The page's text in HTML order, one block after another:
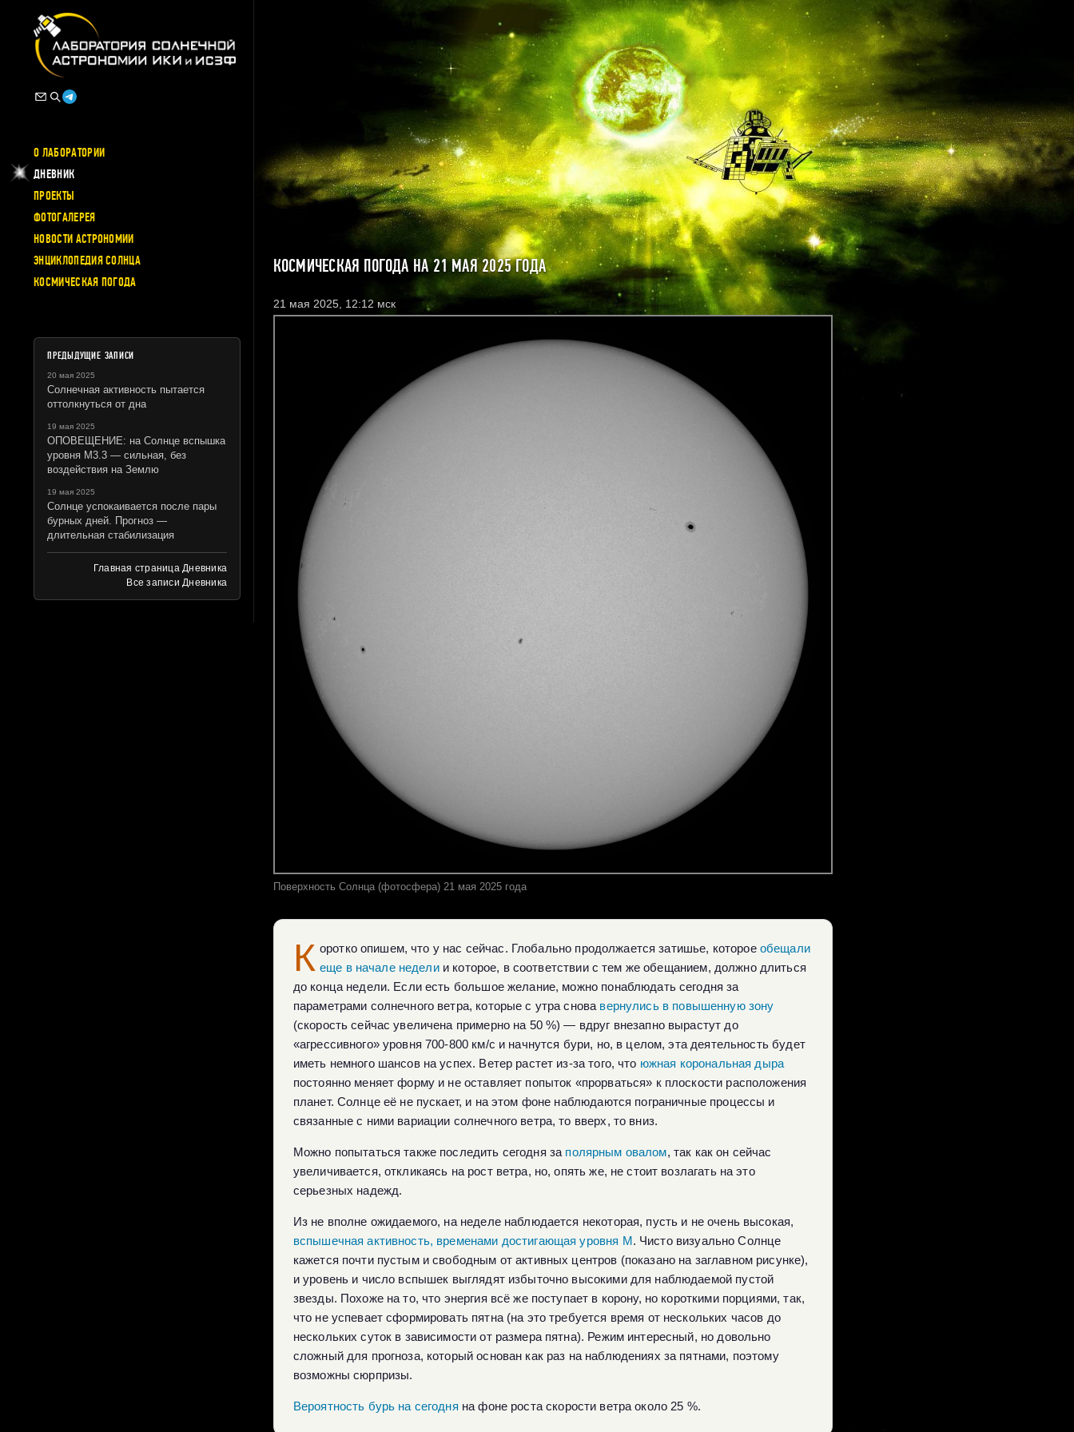
О ЛАБОРАТОРИИ
ДНЕВНИК
ПРОЕКТЫ
ФОТОГАЛЕРЕЯ
НОВОСТИ АСТРОНОМИИ
ЭНЦИКЛОПЕДИЯ СОЛНЦА
КОСМИЧЕСКАЯ ПОГОДА
ПРЕДЫДУЩИЕ ЗАПИСИ
20 мая 2025
Солнечная активность пытается
оттолкнуться от дна
19 мая 2025
ОПОВЕЩЕНИЕ: на Солнце вспышка
уровня M3.3 — сильная, без
воздействия на Землю
19 мая 2025
Солнце успокаивается после пары
бурных дней. Прогноз —
длительная стабилизация
Главная страница Дневника
Все записи Дневника
КОСМИЧЕСКАЯ ПОГОДА НА 21 МАЯ 2025 ГОДА
21 мая 2025, 12:12 мск
Поверхность Солнца (фотосфера) 21 мая 2025 года
К оротко опишем, что у нас сейчас. Глобально продолжается затишье, которое обещали
еще в начале неделии которое, в соответствии с тем же обещанием, должно длиться
до конца недели. Если есть большое желание, можно понаблюдать сегодня за
параметрами солнечного ветра, которые с утра снова вернулись в повышенную зону
(скорость сейчас увеличена примерно на 50 %) — вдруг внезапно вырастут до
«агрессивного» уровня 700-800 км/с и начнутся бури, но, в целом, эта деятельность будет
иметь немного шансов на успех. Ветер растет из-за того, что южная корональная дыра
постоянно меняет форму и не оставляет попыток «прорваться» к плоскости расположения
планет. Солнце её не пускает, и на этом фоне наблюдаются пограничные процессы и
связанные с ними вариации солнечного ветра, то вверх, то вниз.
Можно попытаться также последить сегодня за полярным овалом, так как он сейчас
увеличивается, откликаясь на рост ветра, но, опять же, не стоит возлагать на это
серьезных надежд.
Из не вполне ожидаемого, на неделе наблюдается некоторая, пусть и не очень высокая,
вспышечная активность, временами достигающая уровня M. Чисто визуально Солнце
кажется почти пустым и свободным от активных центров (показано на заглавном рисунке),
и уровень и число вспышек выглядят избыточно высокими для наблюдаемой пустой
звезды. Похоже на то, что энергия всё же поступает в корону, но короткими порциями, так,
что не успевает сформировать пятна (на это требуется время от нескольких часов до
нескольких суток в зависимости от размера пятна). Режим интересный, но довольно
сложный для прогноза, который основан как раз на наблюдениях за пятнами, поэтому
возможны сюрпризы.
Вероятность бурь на сегодня на фоне роста скорости ветра около 25 %.